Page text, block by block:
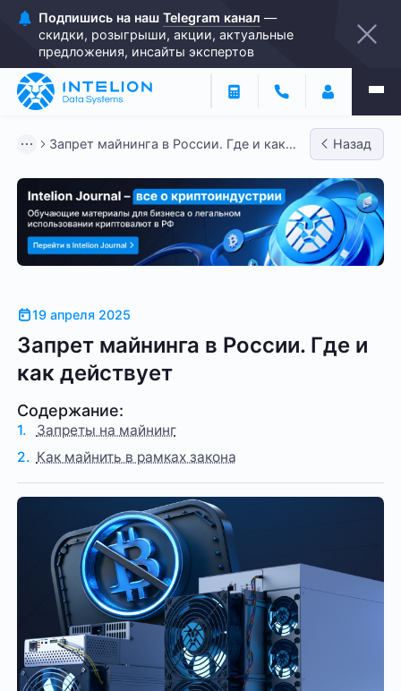
Подпишись на наш Telegram канал —
скидки, розыгрыши, акции, актуальные
предложения, инсайты экспертов
Запрет майнинга в России. Где и как
Назад
19 апреля 2025
Запрет майнинга в России. Где и
как действует
Содержание:
Запреты на майнинг
Как майнить в рамках закона